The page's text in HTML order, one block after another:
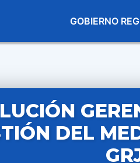
GOBIERNO
DEL